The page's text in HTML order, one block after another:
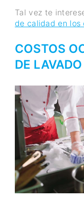
Tal vez te
de calidad en los
COSTOS
DE LAVADO